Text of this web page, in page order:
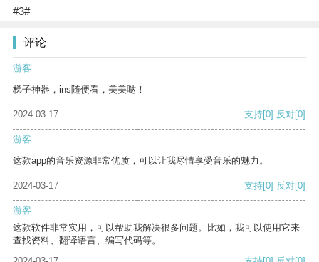
#3#
评论
游客
梯子神器，ins随便看，美美哒！
2024-03-17 支持[0] 反对[0]
游客
这款app的音乐资源非常优质，可以让我尽情享受音乐的魅力。
2024-03-17 支持[0] 反对[0]
游客
这款软件非常实用，可以帮助我解决很多问题。比如，我可以使用它来
查找资料、翻译语言、编写代码等。